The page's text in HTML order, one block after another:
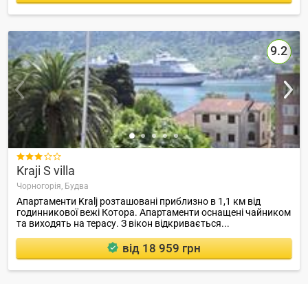
9.2

Kraji S villa
Чорногорія, Будва
Апартаменти Kralj розташовані приблизно в 1,1 км від
годинникової вежі Котора. Апартаменти оснащені чайником
та виходять на терасу. З вікон відкривається...
від 18 959 грн